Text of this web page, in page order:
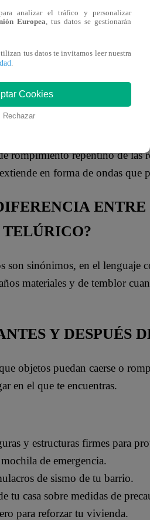
relacionados con la
de servir a las necesidades
de El Niño.
UN
rompimiento repentino de las
en forma de ondas
son sinónimos, en el lenguaje
materiales y de temblor
Y DESPUÉS
objetos puedan caerse o
en el que te encuentras.
y estructuras firmes para
de emergencia.
de sismo de tu barrio.
tu casa sobre medidas de
para reforzar tu vivienda.
analizar el tráfico y personalizar
Europea, tus datos se gestionarán
tus datos te invitamos leer nuestra
.
Cookies
Rechazar